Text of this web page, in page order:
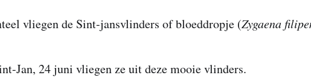
vliegen de Sint-jansvlinders of bloeddropje (Zygaena
Jan, 24 juni vliegen ze uit deze mooie vlinders.